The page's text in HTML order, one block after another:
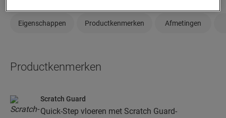
Eigenschappen Productkenmerken Afmetingen
Productkenmerken
Scratch Guard
Quick-Step vloeren met Scratch Guard-